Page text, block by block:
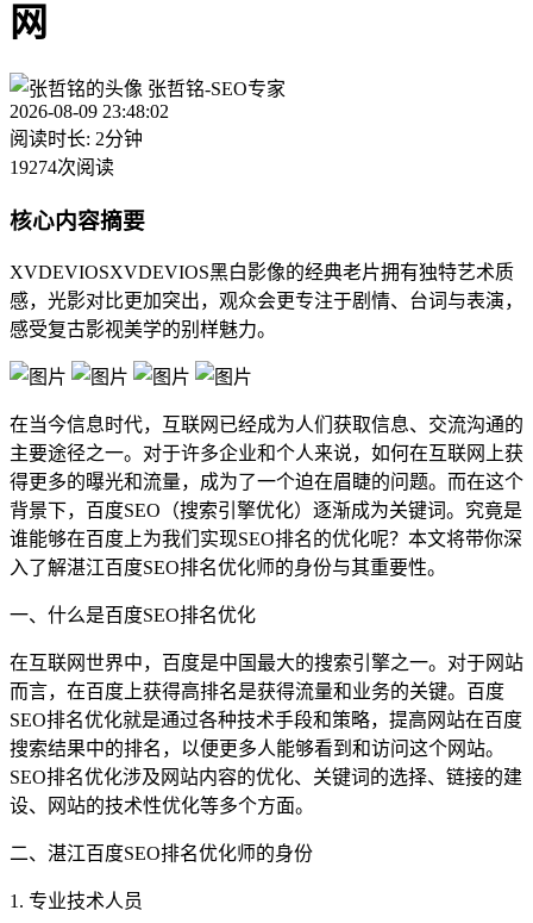
网
张哲铭-SEO专家
2026-08-09 23:48:02
阅读时长: 2分钟
19274次阅读
核心内容摘要
XVDEVIOSXVDEVIOS黑白影像的经典老片拥有独特艺术质
感，光影对比更加突出，观众会更专注于剧情、台词与表演，
感受复古影视美学的别样魅力。
在当今信息时代，互联网已经成为人们获取信息、交流沟通的
主要途径之一。对于许多企业和个人来说，如何在互联网上获
得更多的曝光和流量，成为了一个迫在眉睫的问题。而在这个
背景下，百度SEO（搜索引擎优化）逐渐成为关键词。究竟是
谁能够在百度上为我们实现SEO排名的优化呢？本文将带你深
入了解湛江百度SEO排名优化师的身份与其重要性。
一、什么是百度SEO排名优化
在互联网世界中，百度是中国最大的搜索引擎之一。对于网站
而言，在百度上获得高排名是获得流量和业务的关键。百度
SEO排名优化就是通过各种技术手段和策略，提高网站在百度
搜索结果中的排名，以便更多人能够看到和访问这个网站。
SEO排名优化涉及网站内容的优化、关键词的选择、链接的建
设、网站的技术性优化等多个方面。
二、湛江百度SEO排名优化师的身份
1. 专业技术人员